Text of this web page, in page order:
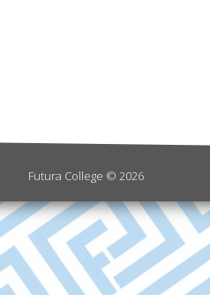
Futura College © 2026